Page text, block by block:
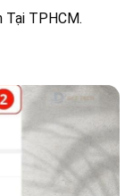
Tại TPHCM.